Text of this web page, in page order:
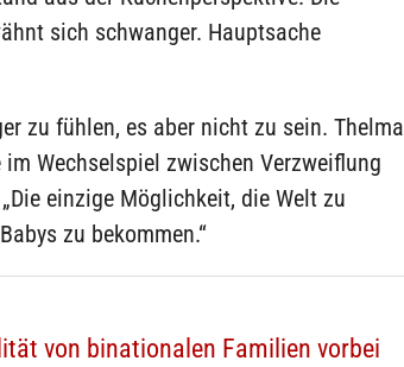
sich schwanger. Hauptsache
zu fühlen, es aber nicht zu sein. Thelma
Wechselspiel zwischen Verzweiflung
einzige Möglichkeit, die Welt zu
zu bekommen.“
von binationalen Familien vorbei